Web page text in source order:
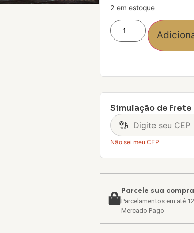
2 em estoque
Simulação de Frete
Não sei meu CEP
Parcele sua compra
Parcelamentos em até
Mercado Pago